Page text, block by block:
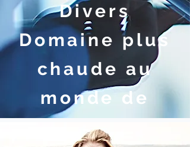
Divers
Domaine plus
chaude au
monde de